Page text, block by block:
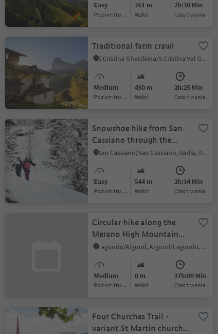
Easy
Poziom trudności
261 m
Wzlot
2h:30 Min
czas trwania
Traditional farm crawl
S.Cristina Gherdëina/S.Cristina Val Gardena/S.Cristina Gherdëina/St.Christina in Gröden, S.Crestina Gherdëina/Santa Cristina Val Gardana, Dolomites Region Val Gardena
Medium
Poziom trudności
450 m
Wzlot
2h:25 Min
czas trwania
Snowshoe hike from San
Cassiano through the
Armentarola woods
San Cassiano/San Cassiano, Badia, Dolomites Region Alta Badia
Easy
Poziom trudności
544 m
Wzlot
2h:34 Min
czas trwania
Circular hike along the
Merano High Mountain
Trail
Lagundo/Algund, Algund/Lagundo, Meran/Merano and environs
Medium
Poziom trudności
0 m
Wzlot
37h:00 Min
czas trwania
Four Churches Trail -
variant St Martin church